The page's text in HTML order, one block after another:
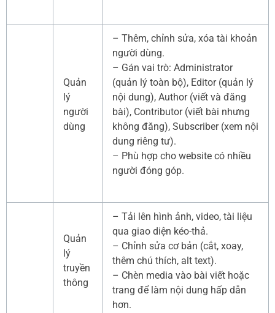
Quản
lý
người
dùng
– Thêm, chỉnh sửa, xóa tài khoản
người dùng.
– Gán vai trò: Administrator
(quản lý toàn bộ), Editor (quản lý
nội dung), Author (viết và đăng
bài), Contributor (viết bài nhưng
không đăng), Subscriber (xem nội
dung riêng tư).
– Phù hợp cho website có nhiều
người đóng góp.
Quản
lý
truyền
thông
– Tải lên hình ảnh, video, tài liệu
qua giao diện kéo-thả.
– Chỉnh sửa cơ bản (cắt, xoay,
thêm chú thích, alt text).
– Chèn media vào bài viết hoặc
trang để làm nội dung hấp dẫn
hơn.